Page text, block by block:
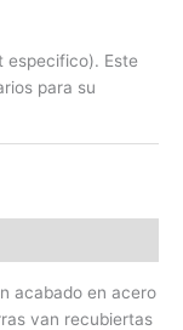
especifico). Este
para su
acabado en acero
van recubiertas